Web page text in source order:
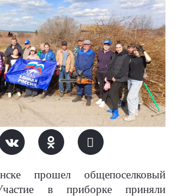
прошел общепоселковый
в приборке приняли